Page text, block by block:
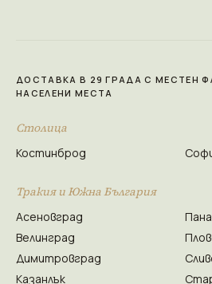
ДОСТАВКА В 29 ГРАДА С МЕСТЕН
НАСЕЛЕНИ МЕСТА
Столица
Костинброд
Тракия и Южна България
Асеновград
Велинград
Димитровград
Казанлък